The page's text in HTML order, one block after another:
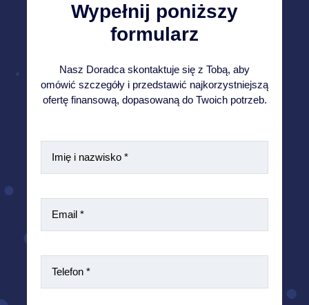
Wypełnij poniższy
formularz
Nasz Doradca skontaktuje się z Tobą, aby
omówić szczegóły i przedstawić najkorzystniejszą
ofertę finansową, dopasowaną do Twoich potrzeb.